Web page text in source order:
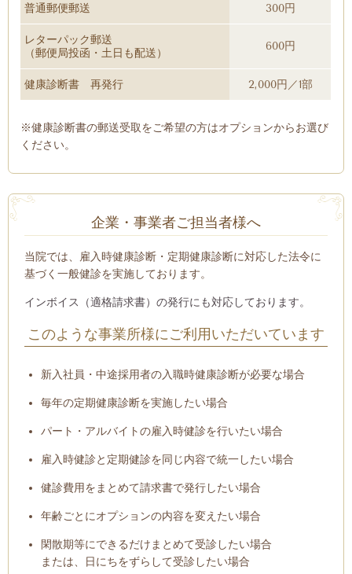
普通郵便郵送 300円
レターパック郵送
（郵便局投函・土日も配送）
600円
健康診断書 再発行 2,000円／1部
※健康診断書の郵送受取をご希望の方はオプションからお選び
ください。
企業・事業者ご担当者様へ
当院では、雇入時健康診断・定期健康診断に対応した法令に
基づく一般健診を実施しております。
インボイス（適格請求書）の発行にも対応しております。
このような事業所様にご利用いただいています
新入社員・中途採用者の入職時健康診断が必要な場合
毎年の定期健康診断を実施したい場合
パート・アルバイトの雇入時健診を行いたい場合
雇入時健診と定期健診を同じ内容で統一したい場合
健診費用をまとめて請求書で発行したい場合
年齢ごとにオプションの内容を変えたい場合
閑散期等にできるだけまとめて受診したい場合
または、日にちをずらして受診したい場合